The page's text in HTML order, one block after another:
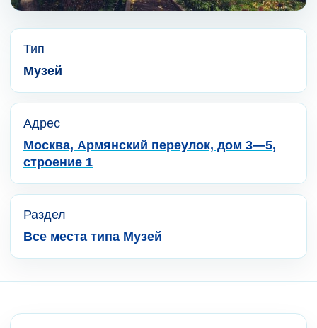
Тип
Музей
Адрес
Москва, Армянский переулок, дом 3—5,
строение 1
Раздел
Все места типа Музей